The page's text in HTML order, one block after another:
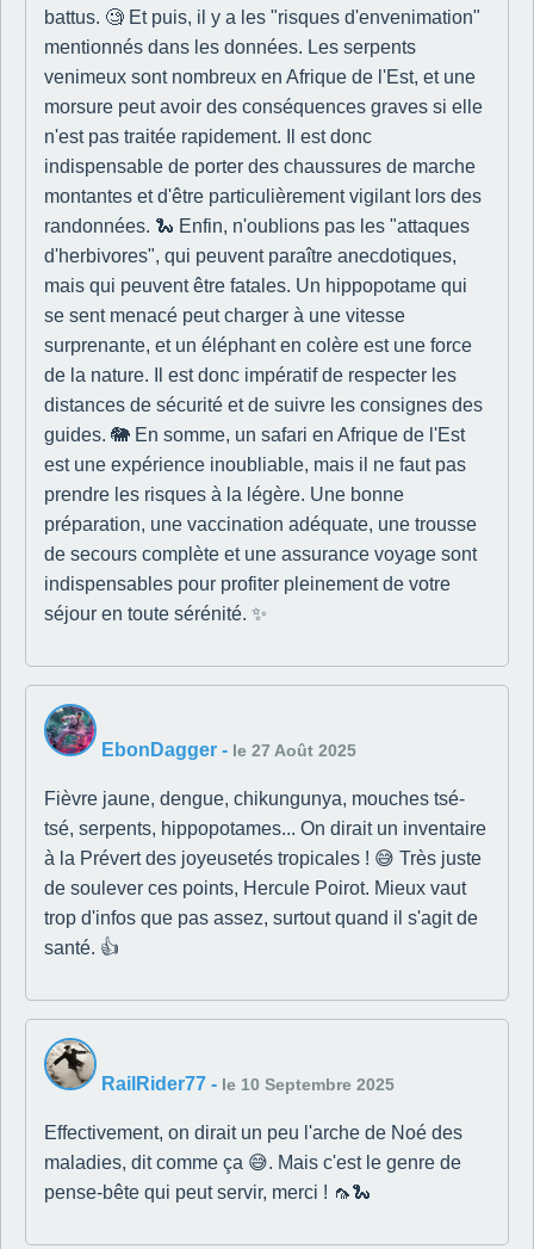
battus. 🧐 Et puis, il y a les "risques d'envenimation"
mentionnés dans les données. Les serpents
venimeux sont nombreux en Afrique de l'Est, et une
morsure peut avoir des conséquences graves si elle
n'est pas traitée rapidement. Il est donc
indispensable de porter des chaussures de marche
montantes et d'être particulièrement vigilant lors des
randonnées. 🐍 Enfin, n'oublions pas les "attaques
d'herbivores", qui peuvent paraître anecdotiques,
mais qui peuvent être fatales. Un hippopotame qui
se sent menacé peut charger à une vitesse
surprenante, et un éléphant en colère est une force
de la nature. Il est donc impératif de respecter les
distances de sécurité et de suivre les consignes des
guides. 🐘 En somme, un safari en Afrique de l'Est
est une expérience inoubliable, mais il ne faut pas
prendre les risques à la légère. Une bonne
préparation, une vaccination adéquate, une trousse
de secours complète et une assurance voyage sont
indispensables pour profiter pleinement de votre
séjour en toute sérénité. ✨
EbonDagger - le 27 Août 2025
Fièvre jaune, dengue, chikungunya, mouches tsé-
tsé, serpents, hippopotames... On dirait un inventaire
à la Prévert des joyeusetés tropicales ! 😅 Très juste
de soulever ces points, Hercule Poirot. Mieux vaut
trop d'infos que pas assez, surtout quand il s'agit de
santé. 👍
RailRider77 - le 10 Septembre 2025
Effectivement, on dirait un peu l'arche de Noé des
maladies, dit comme ça 😅. Mais c'est le genre de
pense-bête qui peut servir, merci ! 🦟🐍